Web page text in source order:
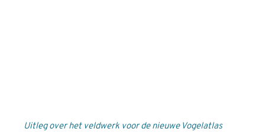
Uitleg over het veldwerk voor de nieuwe Vogelatlas